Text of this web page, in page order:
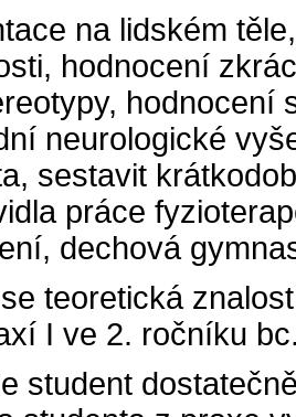
na lidském
hodnocení
hodnocení
neurologické
sestavit
práce
dechová
teoretická
I ve 2. ročníku
student